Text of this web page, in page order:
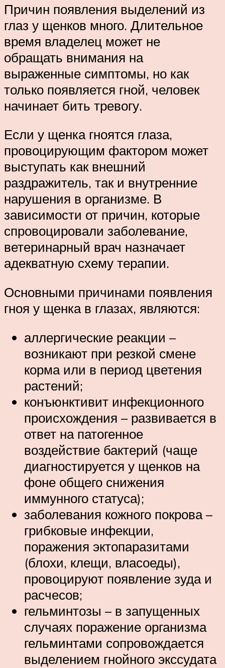
Причин появления выделений из
глаз у щенков много. Длительное
время владелец может не
обращать внимания на
выраженные симптомы, но как
только появляется гной, человек
начинает бить тревогу.
Если у щенка гноятся глаза,
провоцирующим фактором может
выступать как внешний
раздражитель, так и внутренние
нарушения в организме. В
зависимости от причин, которые
спровоцировали заболевание,
ветеринарный врач назначает
адекватную схему терапии.
Основными причинами появления
гноя у щенка в глазах, являются:
аллергические реакции –
возникают при резкой смене
корма или в период цветения
растений;
конъюнктивит инфекционного
происхождения – развивается в
ответ на патогенное
воздействие бактерий (чаще
диагностируется у щенков на
фоне общего снижения
иммунного статуса);
заболевания кожного покрова –
грибковые инфекции,
поражения эктопаразитами
(блохи, клещи, власоеды),
провоцируют появление зуда и
расчесов;
гельминтозы – в запущенных
случаях поражение организма
гельминтами сопровождается
выделением гнойного экссудата